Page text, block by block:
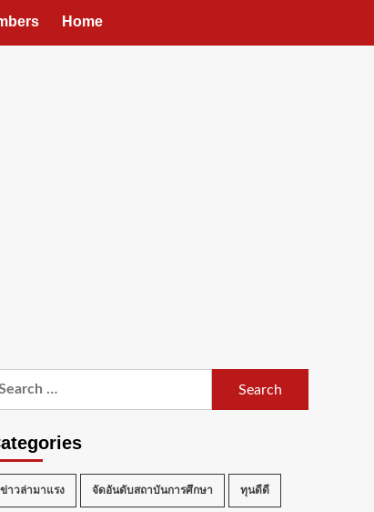
Home
ข่าวล่ามาแรง จัดอันดับสถาบันการศึกษา ทุนดีดี